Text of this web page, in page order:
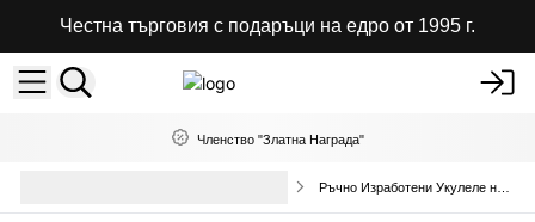
Честна търговия с подаръци на едро от 1995 г.
Членство "Златна Награда"